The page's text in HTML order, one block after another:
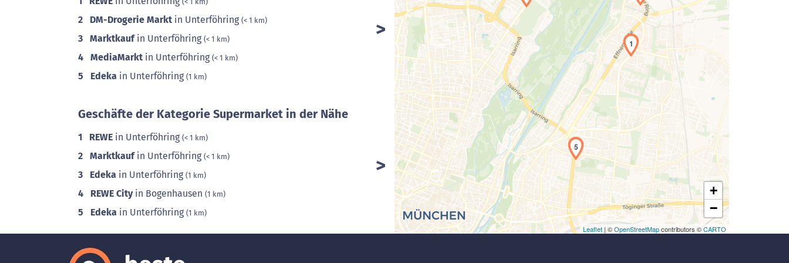
2 DM-Drogerie Markt in Unterföhring (< 1 km)
3 Marktkaufin Unterföhring (< 1 km)
4 MediaMarkt in Unterföhring (< 1 km)
5 Edeka in Unterföhring (1 km)
Geschäfte der Kategorie Supermarket in der Nähe
1 REWE in Unterföhring (< 1 km)
2 Marktkaufin Unterföhring (< 1 km)
3 Edeka in Unterföhring (1 km)
4 REWE Cityin Bogenhausen (1 km)
5 Edeka in Unterföhring (1 km)
Laden der Karte...
1
5
+
−
Leaflet | ©OpenStreetMapcontributors ©CARTO